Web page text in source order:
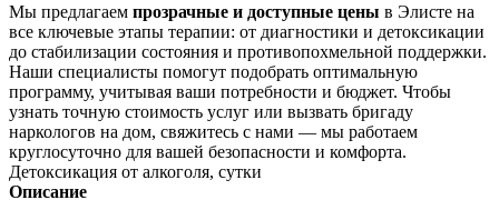
Мы предлагаем прозрачные и доступные цены в Элисте на
все ключевые этапы терапии: от диагностики и детоксикации
до стабилизации состояния и противопохмельной поддержки.
Наши специалисты помогут подобрать оптимальную
программу, учитывая ваши потребности и бюджет. Чтобы
узнать точную стоимость услуг или вызвать бригаду
наркологов на дом, свяжитесь с нами — мы работаем
круглосуточно для вашей безопасности и комфорта.
Детоксикация от алкоголя, сутки
Описание